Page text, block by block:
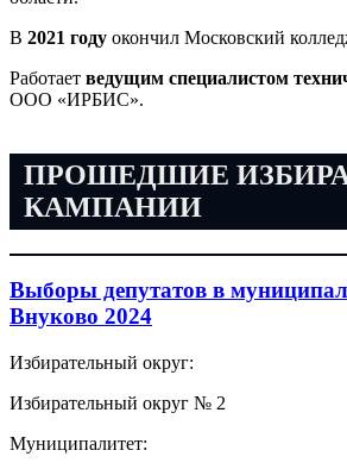
В 2021 году окончил Московский
Работает ведущим специалистом
ООО «ИРБИС».
ПРОШЕДШИЕ
КАМПАНИИ
Выборы депутатов в
Внуково 2024
Избирательный округ:
Избирательный округ № 2
Муниципалитет: